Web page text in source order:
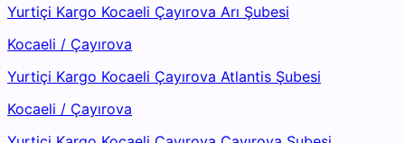
Yurtiçi Kargo Kocaeli Çayırova Arı Şubesi
Kocaeli / Çayırova
Yurtiçi Kargo Kocaeli Çayırova Atlantis Şubesi
Kocaeli / Çayırova